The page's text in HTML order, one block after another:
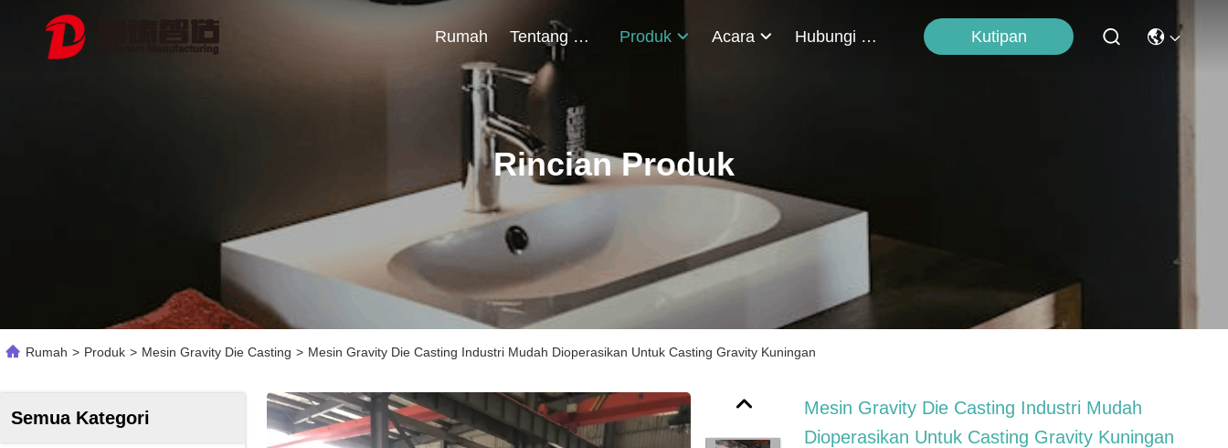
Rumah Tentang Kami Produk Acara Hubungi Kami Kutipan
Rincian Produk
Rumah > Produk > Mesin Gravity Die Casting > Mesin Gravity Die Casting Industri Mudah Dioperasikan Untuk Casting Gravity Kuningan
Semua Kategori
Mesin Gravity Die Casting Industri Mudah
Dioperasikan Untuk Casting Gravity Kuningan